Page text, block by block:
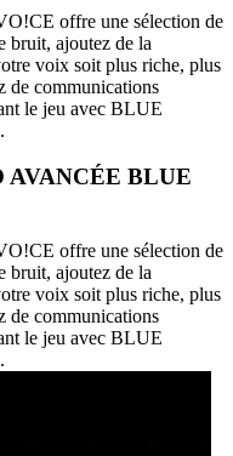
offre une sélection de
bruit, ajoutez de la
voix soit plus riche, plus
de communications
le jeu avec BLUE
BLUE
offre une sélection de
bruit, ajoutez de la
voix soit plus riche, plus
de communications
le jeu avec BLUE